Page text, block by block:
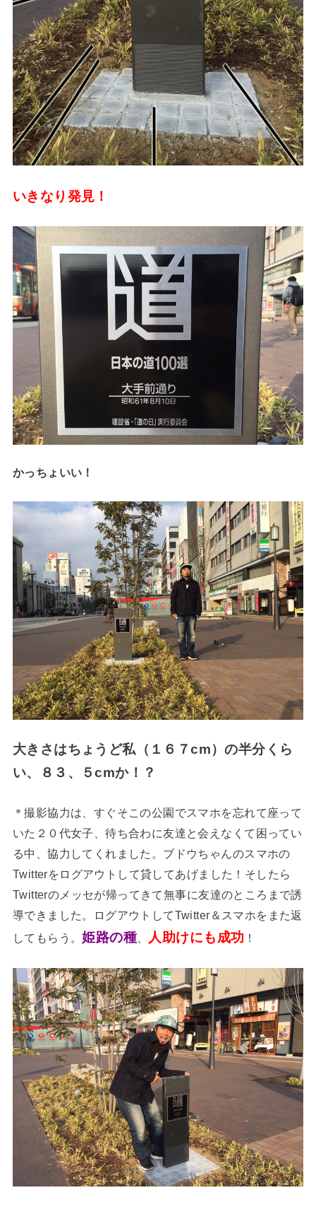
いきなり発見！
かっちょいい！
大きさはちょうど私（１６７cm）の半分くら
い、８３、５cmか！？
＊撮影協力は、すぐそこの公園でスマホを忘れて座って
いた２０代女子、待ち合わに友達と会えなくて困ってい
る中、協力してくれました。ブドウちゃんのスマホの
Twitterをログアウトして貸してあげました！そしたら
Twitterのメッセが帰ってきて無事に友達のところまで誘
導できました。ログアウトしてTwitter＆スマホをまた返
してもらう。姫路の種 人助けにも成功 ！